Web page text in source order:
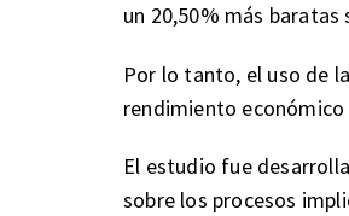
un 20,50% más baratas
Por lo tanto, el uso de
rendimiento económico
El estudio fue
sobre los procesos